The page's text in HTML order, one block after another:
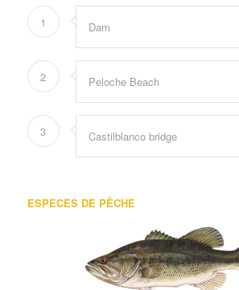
1 Dam
2 Peloche Beach
3 Castilblanco bridge
ESPECES DE PÊCHE